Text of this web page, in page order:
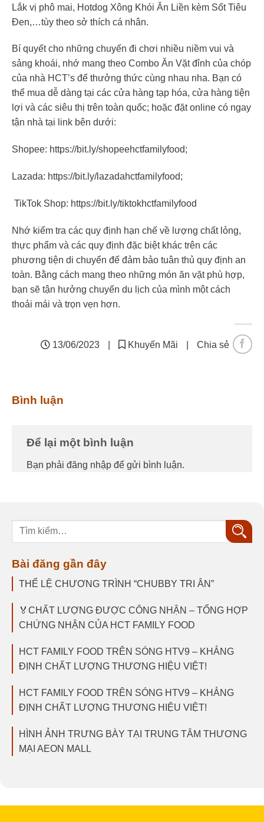
Lắk vị phô mai, Hotdog Xông Khói Ăn Liền kèm Sốt Tiêu
Đen,…tùy theo sở thích cá nhân.
Bí quyết cho những chuyến đi chơi nhiều niềm vui và
sảng khoái, nhớ mang theo Combo Ăn Vặt đỉnh của chóp
của nhà HCT’s để thưởng thức cùng nhau nha. Bạn có
thể mua dễ dàng tại các cửa hàng tạp hóa, cửa hàng tiện
lợi và các siêu thị trên toàn quốc; hoặc đặt online có ngay
tận nhà tại link bên dưới:
Shopee: https://bit.ly/shopeehctfamilyfood;
Lazada: https://bit.ly/lazadahctfamilyfood;
TikTok Shop: https://bit.ly/tiktokhctfamilyfood
Nhớ kiểm tra các quy định hạn chế về lượng chất lỏng,
thực phẩm và các quy định đặc biệt khác trên các
phương tiện di chuyển để đảm bảo tuân thủ quy định an
toàn. Bằng cách mang theo những món ăn vặt phù hợp,
bạn sẽ tận hưởng chuyến du lịch của mình một cách
thoải mái và trọn vẹn hơn.
13/06/2023 Khuyến Mãi Chia sẻ
Bình luận
Để lại một bình luận
Bạn phải đăng nhập để gửi bình luận.
Tìm
Bài đăng gần đây
THỂ LỆ CHƯƠNG TRÌNH “CHUBBY TRI ÂN”
🏅CHẤT LƯỢNG ĐƯỢC CÔNG NHẬN – TỔNG HỢP
CHỨNG NHẬN CỦA HCT FAMILY FOOD
HCT FAMILY FOOD TRÊN SÓNG HTV9 – KHẲNG
ĐỊNH CHẤT LƯỢNG THƯƠNG HIỆU VIỆT!
HCT FAMILY FOOD TRÊN SÓNG HTV9 – KHẲNG
ĐỊNH CHẤT LƯỢNG THƯƠNG HIỆU VIỆT!
HÌNH ẢNH TRƯNG BÀY TẠI TRUNG TÂM THƯƠNG
MẠI AEON MALL